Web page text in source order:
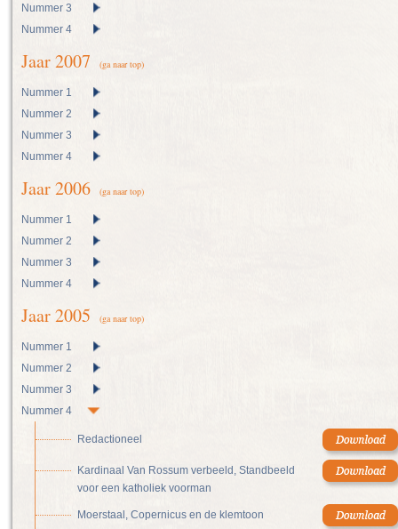
Nummer 3
Nummer 4
Jaar 2007 (ga naar top)
Nummer 1
Nummer 2
Nummer 3
Nummer 4
Jaar 2006 (ga naar top)
Nummer 1
Nummer 2
Nummer 3
Nummer 4
Jaar 2005 (ga naar top)
Nummer 1
Nummer 2
Nummer 3
Nummer 4
Redactioneel
Kardinaal Van Rossum verbeeld, Standbeeld
voor een katholiek voorman
Moerstaal, Copernicus en de klemtoon